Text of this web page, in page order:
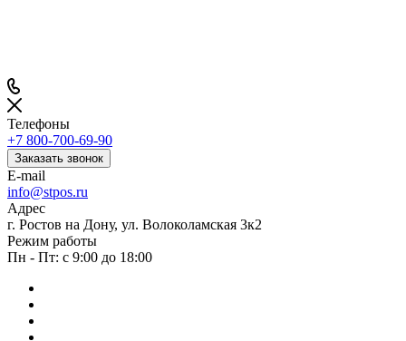
Телефоны
+7 800-700-69-90
Заказать звонок
E-mail
info@stpos.ru
Адрес
г. Ростов на Дону, ул. Волоколамская 3к2
Режим работы
Пн - Пт: с 9:00 до 18:00